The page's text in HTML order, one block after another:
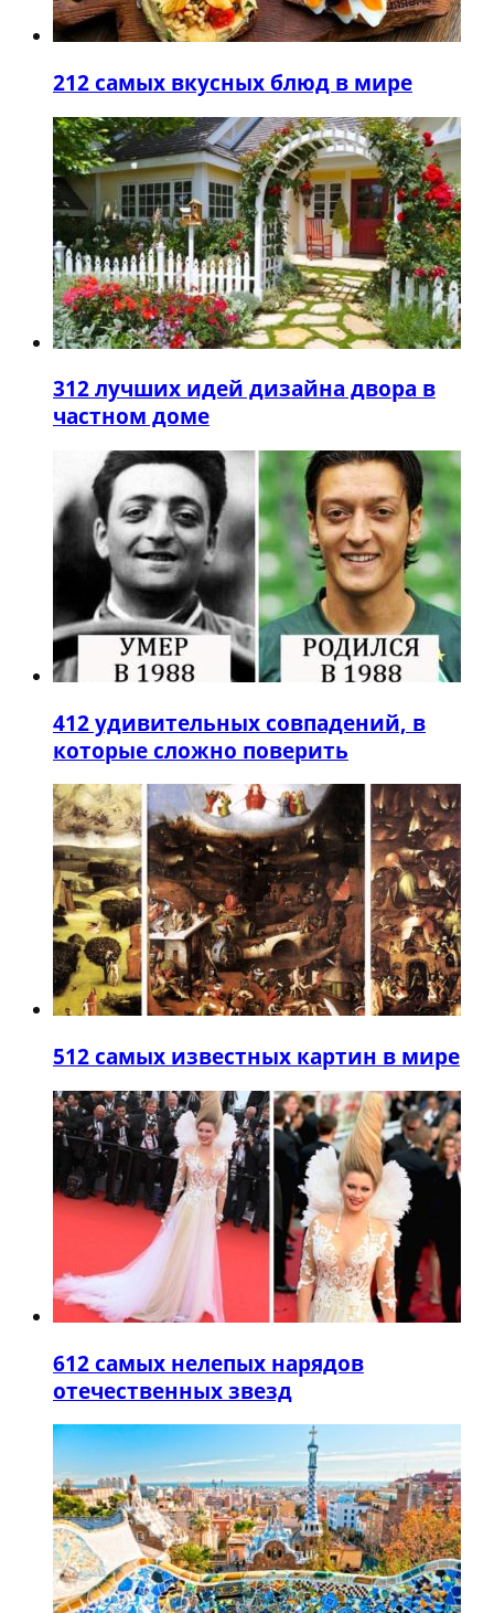
212 самых вкусных блюд в мире
312 лучших идей дизайна двора в
частном доме
412 удивительных совпадений, в
которые сложно поверить
512 самых известных картин в мире
612 самых нелепых нарядов
отечественных звезд